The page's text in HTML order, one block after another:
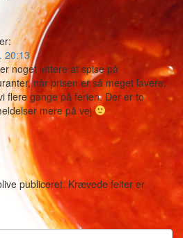
20:13
noget lettere at spise på
når prisen er så meget lavere,
flere gange på ferien. Der er to
mere på vej
publiceret. Krævede felter er